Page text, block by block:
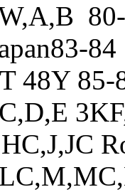
84
48Y 85-